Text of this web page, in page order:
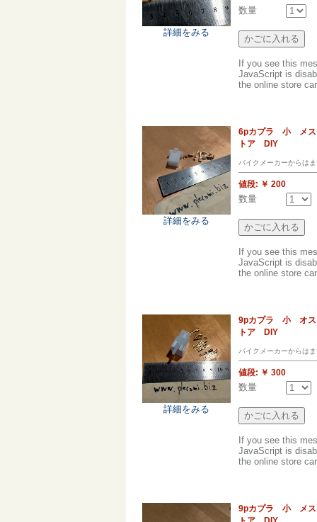
詳細をみる
数量
If you see this
JavaScript is
the online store
詳細をみる
6pカプラ 小 メ
トア DIY
バイクメーカーからは
値段: ￥ 200
数量
If you see this
JavaScript is
the online store
詳細をみる
9pカプラ 小 オ
トア DIY
バイクメーカーからは
値段: ￥ 300
数量
If you see this
JavaScript is
the online store
9pカプラ 小 メ